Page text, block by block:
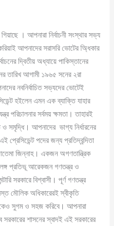
। আপনারা নির্বাচনী সংস্থার সভ্য
আপনাদের সরাসরি ভোটের অ্ধিকার
দ্বিতীয় অধ্যায়ে পাকিস্তানের
তারিখ আগামী ১৯৬৫ সনের ২রা
নবনির্বাচিত সভ্যদের ভোটেই
হইলেন এমন এক ব্যাক্তি যাহার
পরিচালনার সর্বময় ক্ষমতা। তাহারই
সমৃদ্ধি। আপনাদের ভাগ্য নির্ধারনের
পদের জন্য প্রতিদ্বন্দিতা
জিন্নাহ। একজন অগণতান্ত্রিক
প্রতিভূ আরেকজন গণতন্ত্র ও
সরকারে বিশ্বাসী। পূর্ণ গণতন্ত্র
মৌলিক অধিকারেরই স্বীকৃতি
সুগম ও সহজ করিবে। আপনারা
শাসনের স্বাদই এই সরকারের